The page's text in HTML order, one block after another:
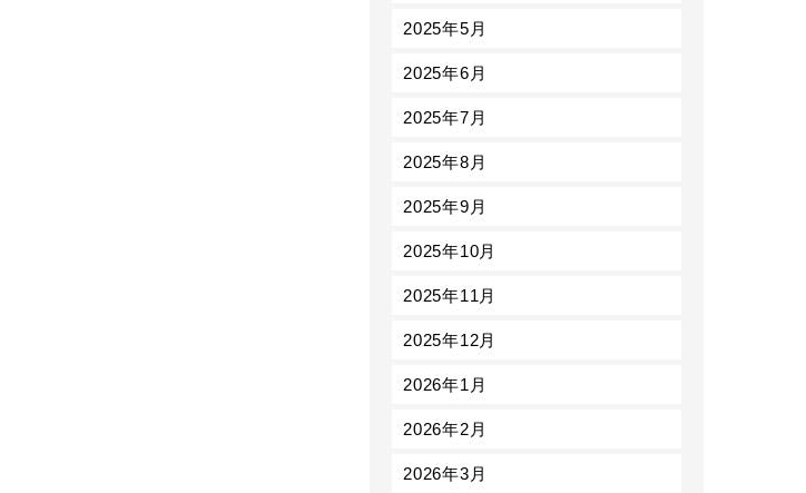
2025年5月
2025年6月
2025年7月
2025年8月
2025年9月
2025年10月
2025年11月
2025年12月
2026年1月
2026年2月
2026年3月